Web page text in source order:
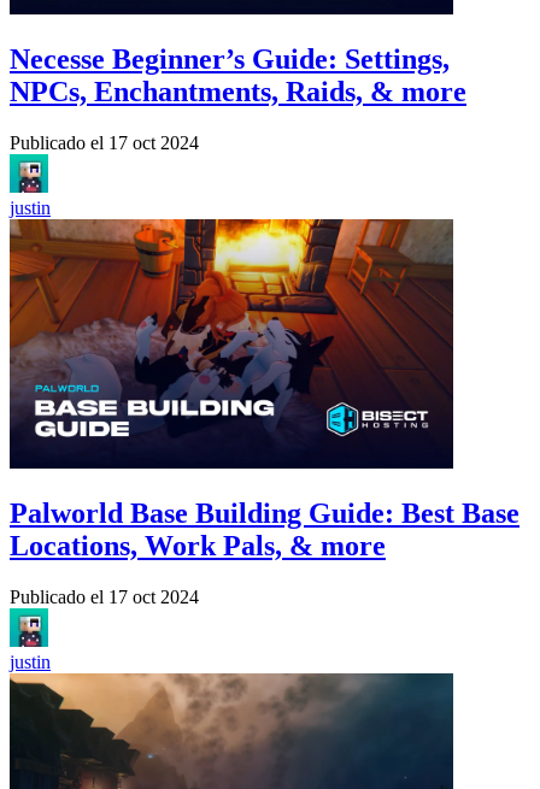
Necesse Beginner’s Guide: Settings,
NPCs, Enchantments, Raids, & more
Publicado el 17 oct 2024
justin
Palworld Base Building Guide: Best Base
Locations, Work Pals, & more
Publicado el 17 oct 2024
justin